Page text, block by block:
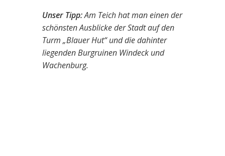
Unser Tipp:Am Teich hat man einen der
schönsten Ausblicke der Stadt auf den
Turm „Blauer Hut“ und die dahinter
liegenden Burgruinen Windeck und
Wachenburg.